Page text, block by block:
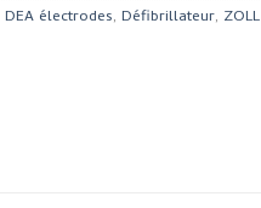
DEA électrodes, Défibrillateur, ZOLL